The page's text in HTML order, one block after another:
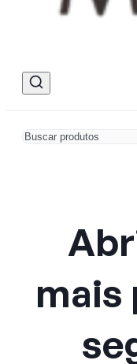
mais